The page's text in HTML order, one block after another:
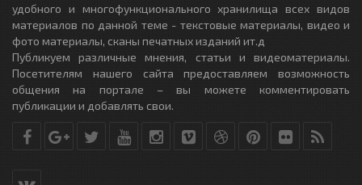
удобного и многофункционального хранилища всех видов
материалов по данной теме - текстовые материалы, видео и
фото материалы, сканы печатных изданий ит.д
Публикуем различные мнения, статьи и видеоматериалы.
Посетителям нашего сайта предоставляем возможность
общения на портале – вы можете комментировать
публикации и добавлять свои.